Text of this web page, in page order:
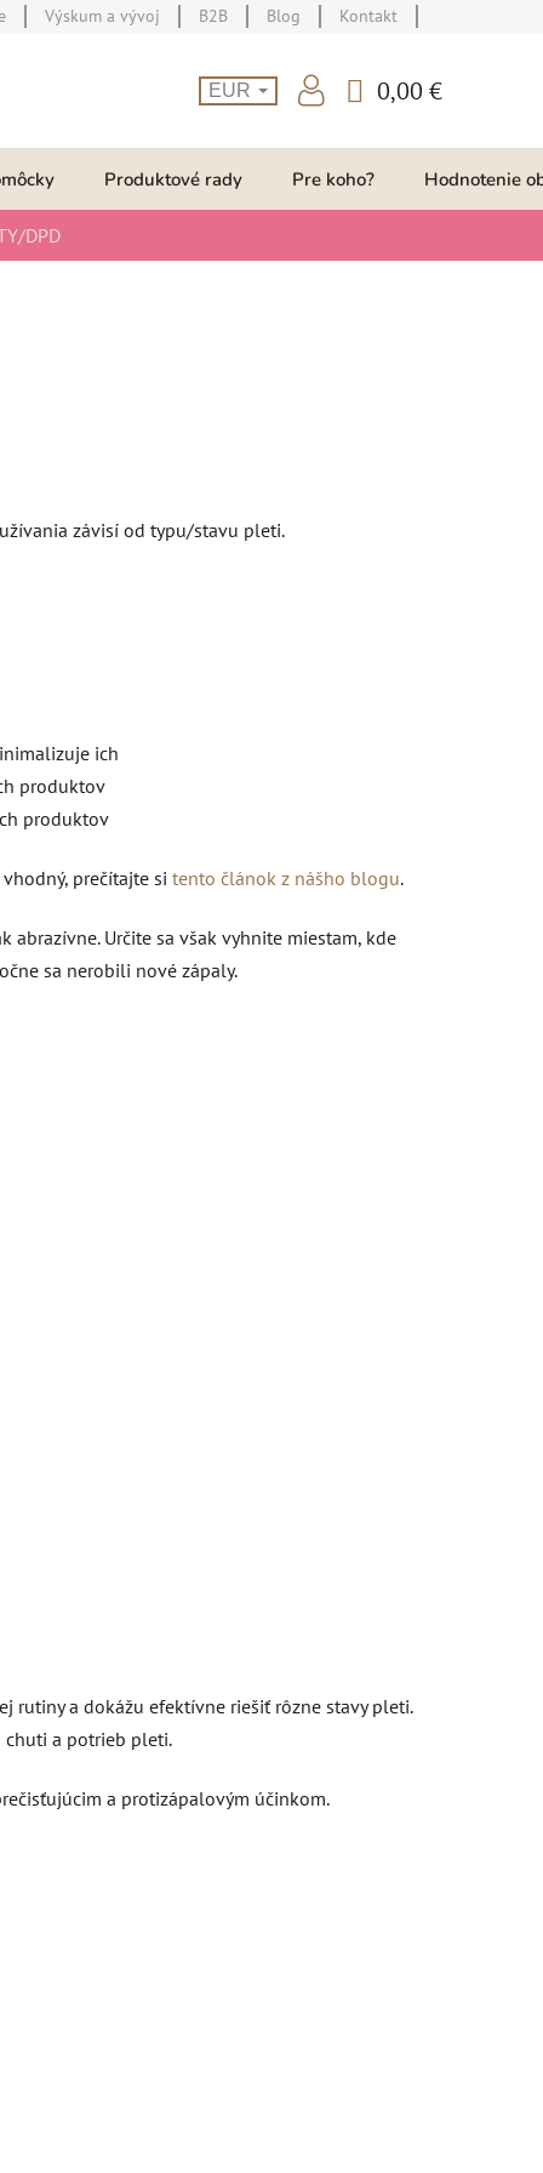
Výskum a vývoj B2B Blog Kontakt
EUR
KOŠÍK
0,00 €
Produktové rady Pre koho? Hodnotenie
DPD
závisí od typu/stavu pleti.
ich
produktov
produktov
prečítajte si tento článok z nášho blogu.
Určite sa však vyhnite miestam, kde
sa nerobili nové zápaly.
rutiny a dokážu efektívne riešiť rôzne stavy pleti.
chuti a potrieb pleti.
a protizápalovým účinkom.